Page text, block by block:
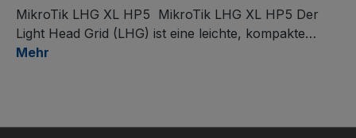
MikroTik LHG XL HP5 MikroTik LHG XL HP5 Der
Light Head Grid (LHG) ist eine leichte, kompakte…
Mehr